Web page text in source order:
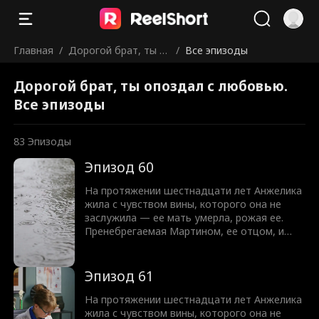
Главная / Дорогой брат, ты о
/ Все эпизоды
Дорогой брат, ты опоздал с любовью.
Все эпизоды
83 Эпизоды
Эпизод 60
На протяжении шестнадцати лет Анжелика
жила с чувством вины, которого она не
заслужила — ее мать умерла, рожая ее.
Пренебрегаемая Мартином, ее отцом, и
стороны. Но когда к ним в дом переезжает
их кузина Мэдисон, даже Кристофер
оборачивается против Анжелики, мечтая,
чтобы умерла она, а не их мама. И в
Эпизод 61
На протяжении шестнадцати лет Анжелика
жила с чувством вины, которого она не